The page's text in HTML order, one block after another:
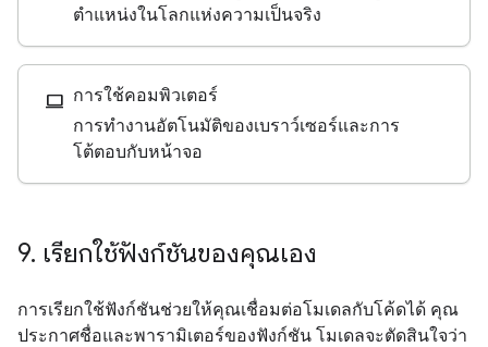
ตำแหน่งในโลกแห่งความเป็นจริง
computer การใช้คอมพิวเตอร์
การทำงานอัตโนมัติของเบราว์เซอร์และการ
โต้ตอบกับหน้าจอ
9. เรียกใช้ฟังก์ชันของคุณเอง
การเรียกใช้ฟังก์ชันช่วยให้คุณเชื่อมต่อโมเดลกับโค้ดได้ คุณ
ประกาศชื่อและพารามิเตอร์ของฟังก์ชัน โมเดลจะตัดสินใจว่า